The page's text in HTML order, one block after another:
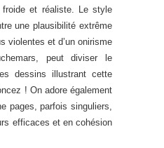
et réaliste. Le style
une plausibilité extrême
violentes et d’un onirisme
peut diviser le
dessins illustrant cette
! On adore également
pages, parfois singuliers,
efficaces et en cohésion